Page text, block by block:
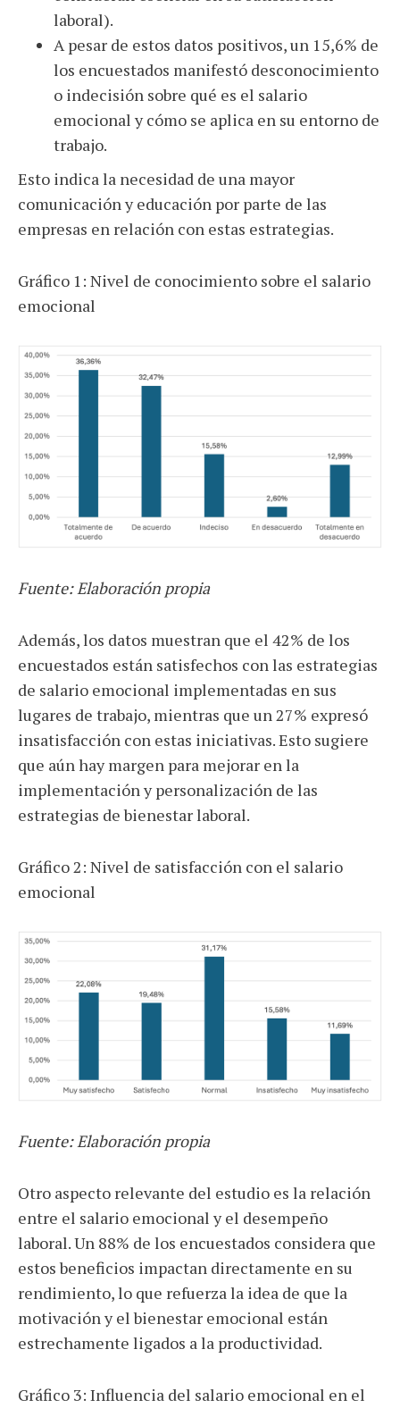
laboral).
A pesar de estos datos positivos, un 15,6% de
los encuestados manifestó desconocimiento
o indecisión sobre qué es el salario
emocional y cómo se aplica en su entorno de
trabajo.
Esto indica la necesidad de una mayor
comunicación y educación por parte de las
empresas en relación con estas estrategias.
Gráfico 1: Nivel de conocimiento sobre el salario
emocional
Fuente: Elaboración propia
Además, los datos muestran que el 42% de los
encuestados están satisfechos con las estrategias
de salario emocional implementadas en sus
lugares de trabajo, mientras que un 27% expresó
insatisfacción con estas iniciativas. Esto sugiere
que aún hay margen para mejorar en la
implementación y personalización de las
estrategias de bienestar laboral.
Gráfico 2: Nivel de satisfacción con el salario
emocional
Fuente: Elaboración propia
Otro aspecto relevante del estudio es la relación
entre el salario emocional y el desempeño
laboral. Un 88% de los encuestados considera que
estos beneficios impactan directamente en su
rendimiento, lo que refuerza la idea de que la
motivación y el bienestar emocional están
estrechamente ligados a la productividad.
Gráfico 3: Influencia del salario emocional en el